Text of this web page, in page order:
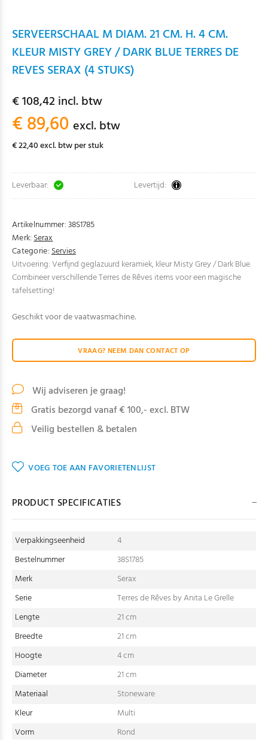
SERVEERSCHAAL M DIAM. 21 CM. H. 4 CM.
KLEUR MISTY GREY / DARK BLUE TERRES DE
REVES SERAX (4 STUKS)
€ 108,42 incl. btw
€ 89,60 excl. btw
€ 22,40 excl. btw per stuk
Leverbaar: Levertijd:
Artikelnummer:38S1785
Merk:Serax
Categorie:Servies
Uitvoering: Verfijnd geglazuurd keramiek, kleur Misty Grey / Dark Blue.
Combineer verschillende Terres de Rêves items voor een magische
tafelsetting!
Geschikt voor de vaatwasmachine.
VRAAG? NEEM DAN CONTACT OP
Wij adviseren je graag!
Gratis bezorgd vanaf € 100,- excl. BTW
Veilig bestellen & betalen
VOEG TOE AAN FAVORIETENLIJST
PRODUCT SPECIFICATIES
Verpakkingseenheid
4
Bestelnummer
38S1785
Merk
Serax
Serie
Terres de Rêves by Anita Le Grelle
Lengte
21 cm
Breedte
21 cm
Hoogte
4 cm
Diameter
21 cm
Materiaal
Stoneware
Kleur
Multi
Vorm
Rond